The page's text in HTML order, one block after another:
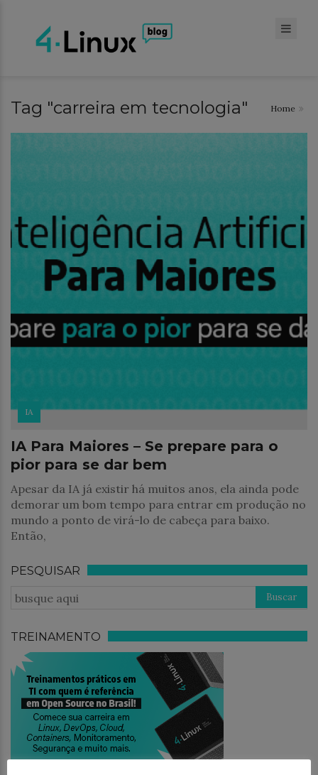
Tag "carreira em tecnologia" Home
IA
IA Para Maiores – Se prepare para o
pior para se dar bem
Apesar da IA já existir há muitos anos, ela ainda pode
demorar um bom tempo para entrar em produção no
mundo a ponto de virá-lo de cabeça para baixo.
Então,
PESQUISAR
TREINAMENTO